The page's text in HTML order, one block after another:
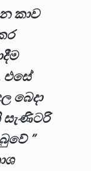
කාව
එසේ
බෙදා
සැණිටරි
”